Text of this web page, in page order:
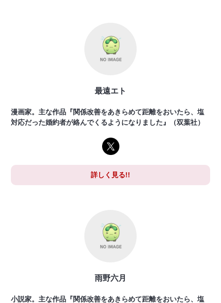
最遠エト
漫画家。主な作品『関係改善をあきらめて距離をおいたら、塩
対応だった婚約者が絡んでくるようになりました』（双葉社）
詳しく見る!!
雨野六月
小説家。主な作品『関係改善をあきらめて距離をおいたら、塩